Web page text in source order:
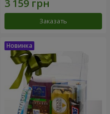
Заказать